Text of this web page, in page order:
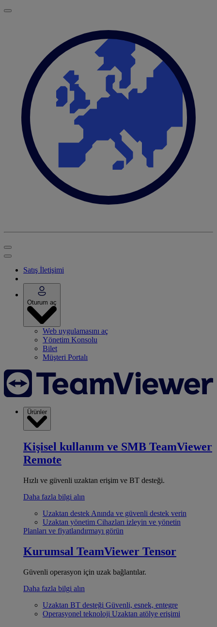
Satış İletişimi
Oturum aç
Web uygulamasını aç
Yönetim Konsolu
Bilet
Müşteri Portalı
Ürünler
Kişisel kullanım ve SMB TeamViewer
Remote
Hızlı ve güvenli uzaktan erişim ve BT desteği.
Daha fazla bilgi alın
Uzaktan destek Anında ve güvenli destek verin
Uzaktan yönetim Cihazları izleyin ve yönetin
Planları ve fiyatlandırmayı görün
Kurumsal TeamViewer Tensor
Güvenli operasyon için uzak bağlantılar.
Daha fazla bilgi alın
Uzaktan BT desteği Güvenli, esnek, entegre
Operasyonel teknoloji Uzaktan atölye erişimi